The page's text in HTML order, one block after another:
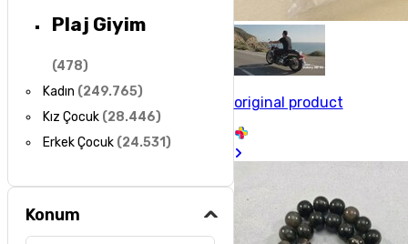
Plaj Giyim
(478)
Kadın (249.765)
Kız Çocuk (28.446)
Erkek Çocuk (24.531)
Konum
original product